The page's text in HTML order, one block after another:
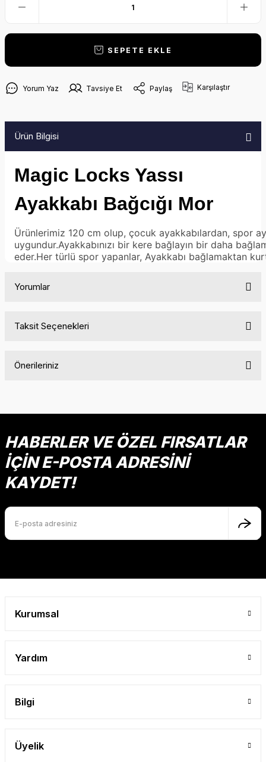
SEPETE EKLE
Yorum Yaz Tavsiye Et Paylaş Karşılaştır
Ürün Bilgisi
Magic Locks Yassı
Ayakkabı Bağcığı Mor
Ürünlerimiz 120 cm olup, çocuk ayakkabılardan, spor
uygundur.Ayakkabınızı bir kere bağlayın bir daha
eder.Her türlü spor yapanlar, Ayakkabı bağlamaktan
Yorumlar
Taksit Seçenekleri
Önerileriniz
Ürün resmi kalitesiz, bozuk veya görüntülenemiyor.
Ürün açıklamasında eksik bilgiler bulunuyor.
Ürün fiyatı diğer sitelerden daha pahalı.
Bu ürüne benzer farklı alternatifler olmalı.
HABERLER VE ÖZEL FIRSATLAR
İÇİN E-POSTA ADRESİNİ
KAYDET!
Kurumsal
Yardım
Bilgi
Üyelik